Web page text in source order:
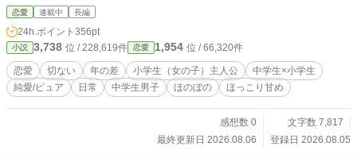
と手を差し伸べてくれたのは誰もが見とれるような美少年だった。 胸の高鳴り
を覚えた愛嘉は翌日、通学路でさっそく彼を見つけて声をかける。 しかし、そ
こにいたのは前日の優しさが嘘のように、不愛想でそっけない態度の彼だった。
一瞬怯む愛嘉だったが、持ち前の明るさでめげずに自己紹介をして食い下がる
と、そんな彼女の姿に彼は思わずふっと笑みをこぼし、静かに自分の名前を語り
始めるのだった。 表紙は今度つける予定です。 ※※少女漫画風な内容の恋愛小
説です～☆ 略称は｢63恋(ろくさんこい)｣、｢しちゃこい｣です。
恋愛 連載中 長編
24h.ポイント 356pt
小説 3,738 位 / 228,619件 恋愛 1,954 位 / 66,320件
恋愛 切ない 年の差 小学生（女の子）主人公
中学生×小学生
純愛/ピュア
日常 中学生男子 ほのぼの ほっこり甘め
感想数 0
文字数 7,817
最終更新日 2026.08.06
登録日 2026.08.05